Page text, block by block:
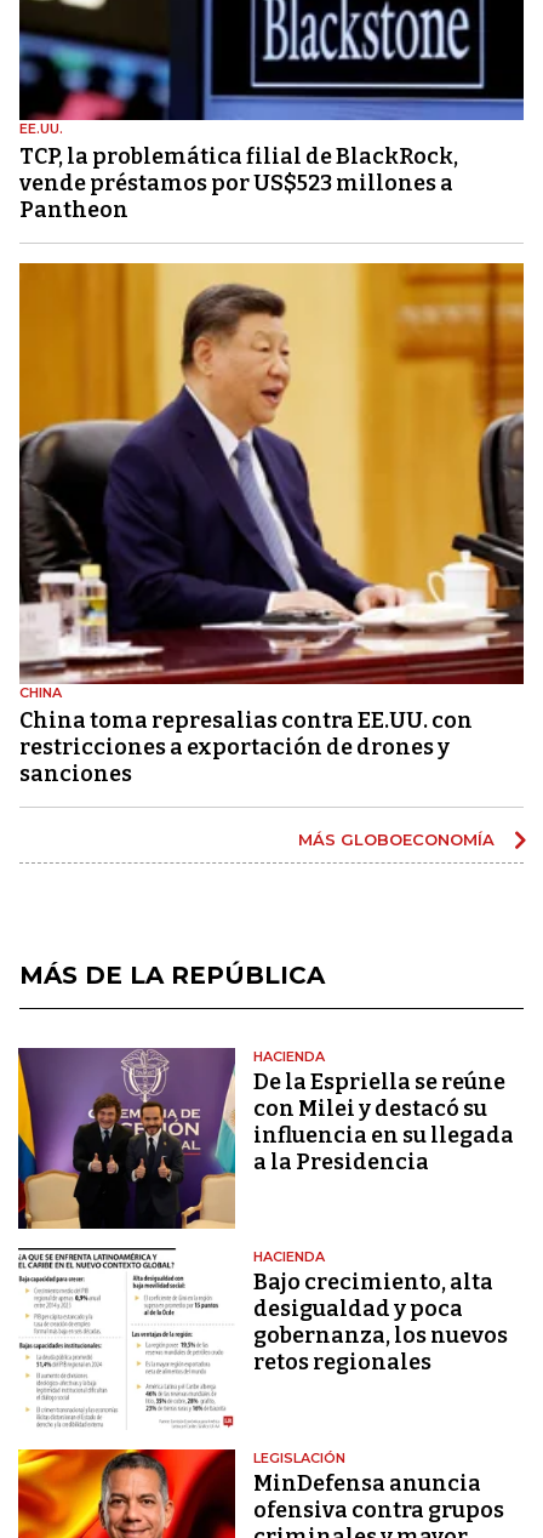
EE.UU.
TCP, la problemática filial de BlackRock,
vende préstamos por US$523 millones a
Pantheon
CHINA
China toma represalias contra EE.UU. con
restricciones a exportación de drones y
sanciones
MÁS GLOBOECONOMÍA
MÁS DE LA REPÚBLICA
HACIENDA
De la Espriella se reúne
con Milei y destacó su
influencia en su llegada
a la Presidencia
HACIENDA
Bajo crecimiento, alta
desigualdad y poca
gobernanza, los nuevos
retos regionales
LEGISLACIÓN
MinDefensa anuncia
ofensiva contra grupos